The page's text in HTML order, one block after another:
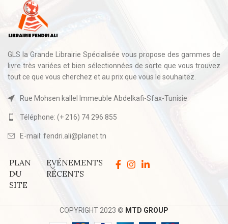
GLS la Grande Librairie Spécialisée vous propose des gammes de
livre très variées et bien sélectionnées de sorte que vous trouvez
tout ce que vous cherchez et au prix que vous le souhaitez.
Rue Mohsen kallel Immeuble Abdelkafi-Sfax-Tunisie
Téléphone: (+ 216) 74 296 855
E-mail: fendri.ali@planet.tn
PLAN
DU
SITE
EVÉNEMENTS
RÉCENTS
COPYRIGHT 2023 © MTD GROUP